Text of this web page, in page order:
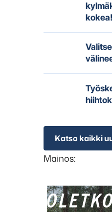
kokea!
Katso kaikki
Mainos: